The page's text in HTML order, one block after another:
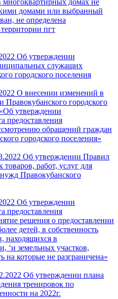
домах не
домами или выбранный
не определена
пгт
Об утверждении
служащих
городского поселения
О внесении изменений в
Правокубанского городского
утверждении
предоставления
обращений граждан
городского поселения»
Об утверждении Правил
работ, услуг для
Правокубанского
Об утверждении
предоставления
решения о предоставлении
детей, в собственность
находящихся в
‘и земельных участков,
на которые не разграничена»
Об утверждении плана
тренировок по
на 2022г.